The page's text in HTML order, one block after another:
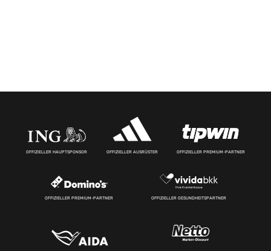
OFFIZIELLER HAUPTSPONSOR OFFIZIELLER AUSRÜSTER OFFIZIELLER PREMIUM-PARTNER
OFFIZIELLER PREMIUM-PARTNER OFFIZIELLER GESUNDHEITSPARTNER